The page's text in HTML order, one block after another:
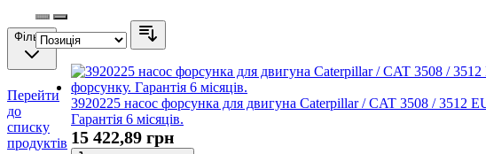
Фільтр
Перейти
до
списку
продуктів
3920225 насос форсунка для двигуна Caterpillar / CAT 3508 / 3512
Гарантія 6 місяців.
15 422,89 грн